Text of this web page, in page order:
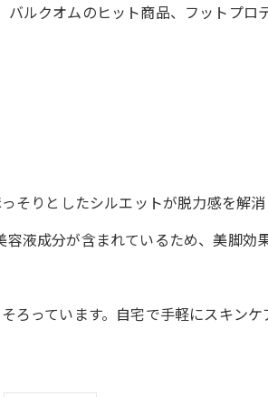
ルクオムのヒット商品、フットプロ
りとしたシルエットが脱力感を解消
液成分が含まれているため、美脚効
っています。自宅で手軽にスキン